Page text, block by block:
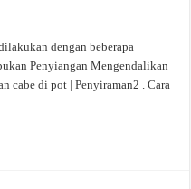
dengan beberapa
Penyiangan Mengendalikan
cabe di pot | Penyiraman2 . Cara